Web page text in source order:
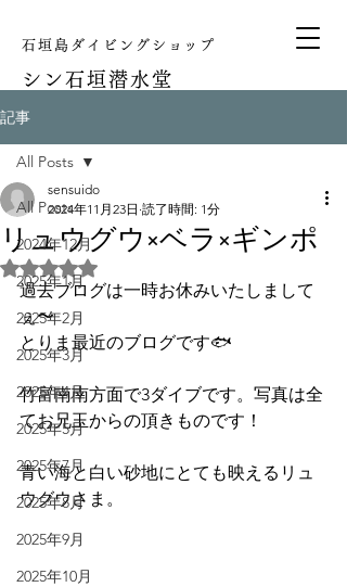
石垣島ダイビングショップ
シン石垣潜水堂
記事
All Posts
2024年12月
2025年1月
2025年2月
2025年3月
2025年4月
2025年5月
2025年7月
2025年8月
2025年9月
2025年10月
All Posts
リュウグウ×ベラ×ギンポ
sensuido
2024年11月23日 読了時間: 1分
5つ星のうちNaNと評価されています。
過去ブログは一時お休みいたしまして
ぇ〜
とりま最近のブログです🐟
竹富南南方面で3ダイブです。写真は全
てお兄玉からの頂きものです！
青い海と白い砂地にとても映えるリュ
ウグウさま。